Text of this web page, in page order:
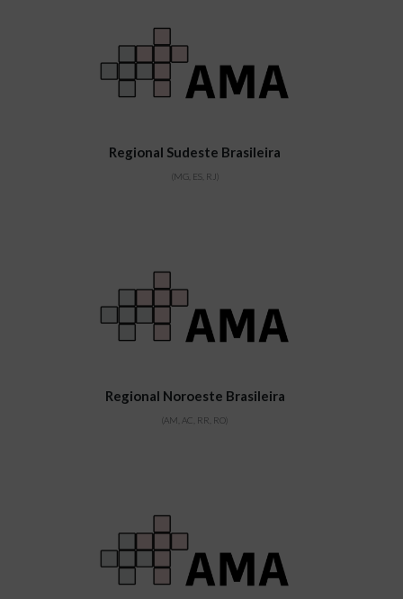
Regional Sudeste Brasileira
(MG, ES, RJ)
Regional Noroeste Brasileira
(AM, AC, RR, RO)